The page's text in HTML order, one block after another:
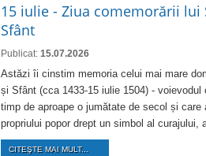
15 iulie - Ziua comemorării lui
Sfânt
Publicat: 15.07.2026
Astăzi îi cinstim memoria celui mai mare
și Sfânt (cca 1433-15 iulie 1504) - voievodul
timp de aproape o jumătate de secol și
propriului popor drept un simbol al curajului,
CITEŞTE MAI MULT...